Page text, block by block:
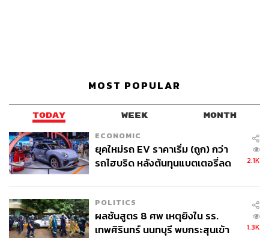
MOST POPULAR
TODAY WEEK MONTH
ECONOMIC
ยุคใหม่รถ EV ราคาเริ่ม (ถูก) กว่า
รถไฮบริด หลังต้นทุนแบตเตอรี่ลด
2.1K
POLITICS
ผลชันสูตร 8 ศพ เหตุยิงใน รร.
เทพศิรินทร์ นนทบุรี พบกระสุนเข้า
1.3K